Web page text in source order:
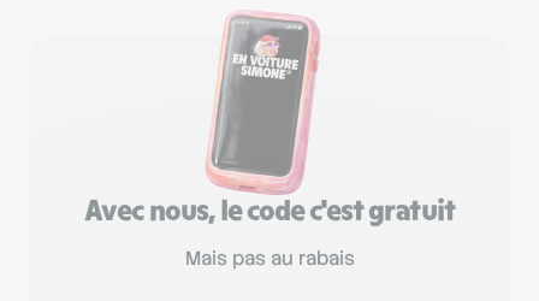
Avec nous, le code c'est gratuit
Mais pas au rabais